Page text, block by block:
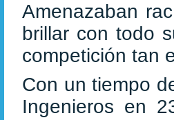
Amenazaban
brillar con todo
competición tan
Con un tiempo
Ingenieros en